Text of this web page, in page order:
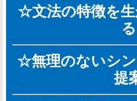
☆文法の特徴を生
る
☆無理のないシ
提